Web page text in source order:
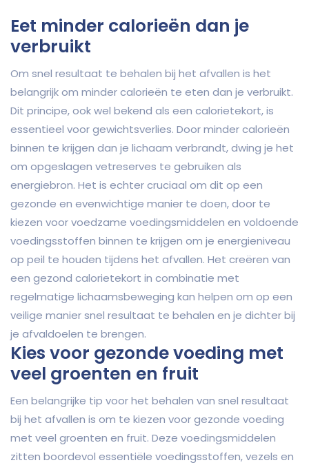
Eet minder calorieën dan je
verbruikt
Om snel resultaat te behalen bij het afvallen is het
belangrijk om minder calorieën te eten dan je verbruikt.
Dit principe, ook wel bekend als een calorietekort, is
essentieel voor gewichtsverlies. Door minder calorieën
binnen te krijgen dan je lichaam verbrandt, dwing je het
om opgeslagen vetreserves te gebruiken als
energiebron. Het is echter cruciaal om dit op een
gezonde en evenwichtige manier te doen, door te
kiezen voor voedzame voedingsmiddelen en voldoende
voedingsstoffen binnen te krijgen om je energieniveau
op peil te houden tijdens het afvallen. Het creëren van
een gezond calorietekort in combinatie met
regelmatige lichaamsbeweging kan helpen om op een
veilige manier snel resultaat te behalen en je dichter bij
je afvaldoelen te brengen.
Kies voor gezonde voeding met
veel groenten en fruit
Een belangrijke tip voor het behalen van snel resultaat
bij het afvallen is om te kiezen voor gezonde voeding
met veel groenten en fruit. Deze voedingsmiddelen
zitten boordevol essentiële voedingsstoffen, vezels en